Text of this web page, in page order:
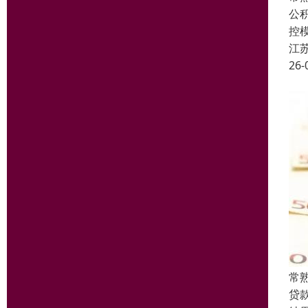
公
控
江
26-
常
贷